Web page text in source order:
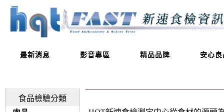
最新消息 影音專區 精品品牌 安心良
食品檢驗分類